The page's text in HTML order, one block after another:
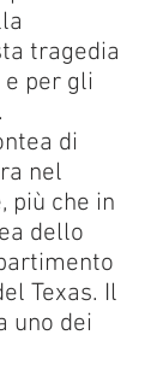
tragedia
per gli
di
nel
più che in
dello
Texas. Il
uno dei